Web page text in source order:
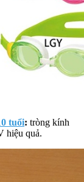
tuổi: tròng kính
hiệu quả.